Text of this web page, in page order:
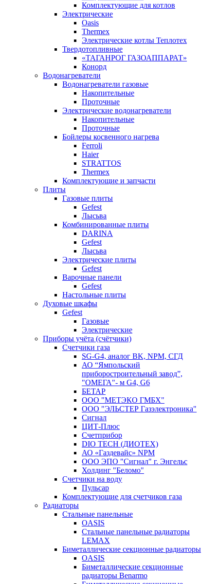
Комплектующие для котлов
Электрические
Oasis
Thermex
Электрические котлы Теплотех
Твердотопливные
«ТАГАНРОГ ГАЗОАППАРАТ»
Конорд
Водонагреватели
Водонагреватели газовые
Накопительные
Проточные
Электрические водонагреватели
Накопительные
Проточные
Бойлеры косвенного нагрева
Ferroli
Haier
STRATTOS
Thermex
Комплектующие и запчасти
Плиты
Газовые плиты
Gefest
Лысьва
Комбинированные плиты
DARINA
Gefest
Лысьва
Электрические плиты
Gefest
Варочные панели
Gefest
Настольные плиты
Духовые шкафы
Gefest
Газовые
Электрические
Приборы учёта (счётчики)
Счетчики газа
SG-G4, аналог BK, NPM, СГД
АО “Ямпольский
приборостроительный завод”,
"ОМЕГА"- м G4, G6
БЕТАР
ООО "МЕТЭКО ГМБХ"
ООО "ЭЛЬСТЕР Газэлектроника"
Сигнал
ЦИТ-Плюс
Счетприбор
DIO TECH (ДИОТЕХ)
АО «Газдевайс» NPM
ООО ЭПО "Сигнал" г. Энгельс
Холдинг "Беломо"
Счетчики на воду
Пульсар
Комплектующие для счетчиков газа
Радиаторы
Стальные панельные
OASIS
Стальные панельные радиаторы
LEMAX
Биметаллические секционные радиаторы
OASIS
Биметаллические секционные
радиаторы Benarmo